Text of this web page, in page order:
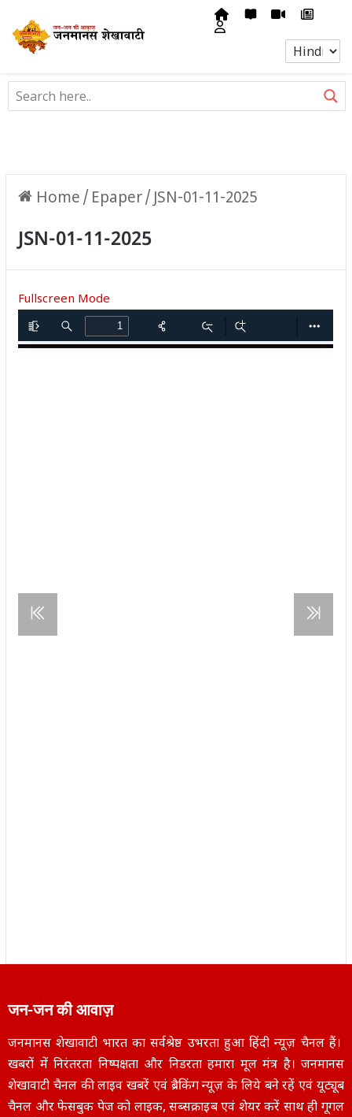
Home / Epaper/JSN-01-11-2025
JSN-01-11-2025
Fullscreen Mode
जन-जन की आवाज़
जनमानस शेखावाटी भारत का सर्वश्रेष्ठ उभरता हुआ हिंदी न्यूज़ चैनल हैं।
खबरों में निरंतरता निष्पक्षता और निडरता हमारा मूल मंत्र है। जनमानस
शेखावाटी चैनल की लाइव खबरें एवं ब्रैकिंग न्यूज़ के लिये बने रहें एवं यूट्यूब
चैनल और फेसबुक पेज को लाइक, सब्सक्राइब एवं शेयर करें साथ ही गूगल